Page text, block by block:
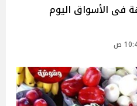
أسعار الخضراوات والفاكهة فى الأسواق‎‎ اليوم